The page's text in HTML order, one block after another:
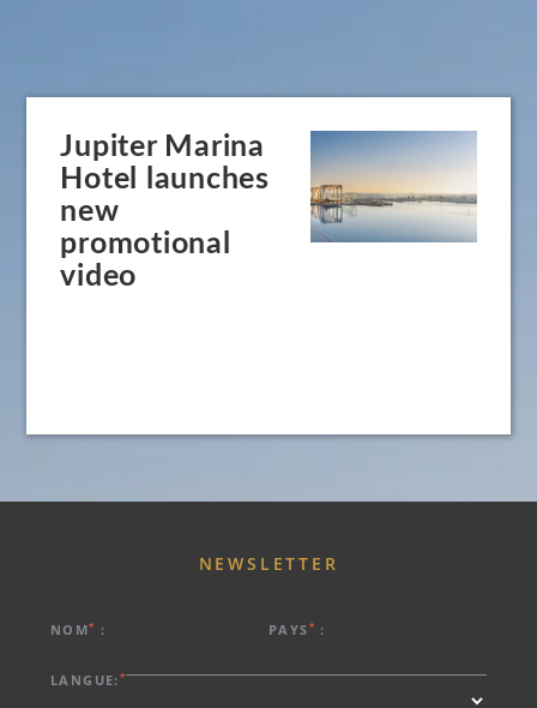
Jupiter Marina
Hotel launches
new
promotional
video
NOM* : PAYS* :
LANGUE:*
NEWSLETTER